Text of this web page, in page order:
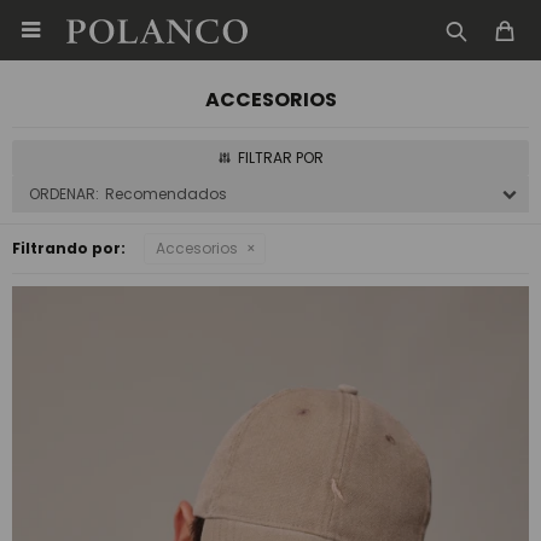

ACCESORIOS
Recomendados
Filtrando por: Accesorios